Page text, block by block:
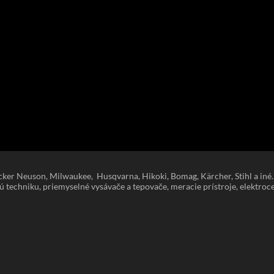
Neuson, Milwaukee, Husqvarna, Hikoki, Bomag, Kärcher, Stihl a
priemyselné vysávače a tepovače, meracie prístroje,